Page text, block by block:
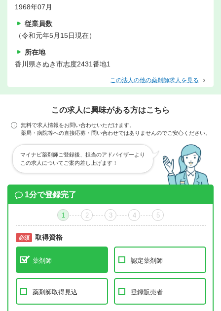
1968年07月
従業員数
（令和元年5月15日現在）
所在地
香川県さぬき市志度2431番地1
この法人の他の薬剤師求人を見る
この求人に興味がある方はこちら
無料で求人情報をお問い合わせいただけます。
薬局・病院等への直接応募・問い合わせではありませんのでご安心ください。
マイナビ薬剤師ご登録後、担当のアドバイザーより
この求人についてご案内差し上げます！
1分で登録完了
1 2 3 4 5
必須 取得資格
薬剤師 認定薬剤師
薬剤師取得見込 登録販売者